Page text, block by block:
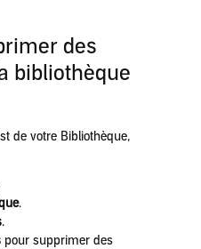
des
bibliothèque
de votre Bibliothèque,
.
.
pour supprimer des